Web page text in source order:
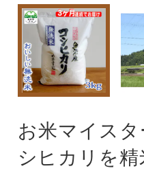
お米マイス
シヒカリを